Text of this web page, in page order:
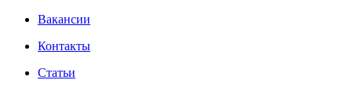
Вакансии
Контакты
Статьи